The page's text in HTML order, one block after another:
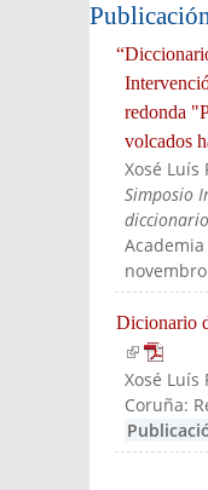
redonda
volcados
Xosé Luís
Simposio
Dicionario
(link is
Xosé Luís
Coruña: